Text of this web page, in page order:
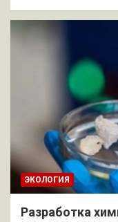
ЭКОЛОГИЯ
Разработка